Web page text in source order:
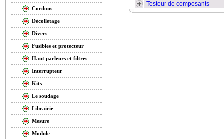
Cordons
Décolletage
Divers
Fusibles et protecteur
Haut parleurs et filtres
Interrupteur
Kits
Le soudage
Librairie
Mesure
Module
Testeur de composants